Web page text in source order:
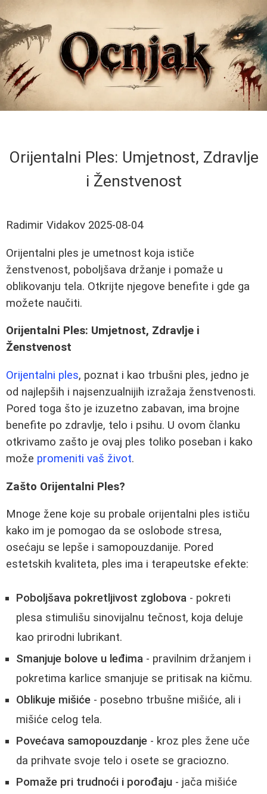
Orijentalni Ples: Umjetnost, Zdravlje
i Ženstvenost
Radimir Vidakov 2025-08-04
Orijentalni ples je umetnost koja ističe
ženstvenost, poboljšava držanje i pomaže u
oblikovanju tela. Otkrijte njegove benefite i gde ga
možete naučiti.
Orijentalni Ples: Umjetnost, Zdravlje i
Ženstvenost
Orijentalni ples, poznat i kao trbušni ples, jedno je
od najlepših i najsenzualnijih izražaja ženstvenosti.
Pored toga što je izuzetno zabavan, ima brojne
benefite po zdravlje, telo i psihu. U ovom članku
otkrivamo zašto je ovaj ples toliko poseban i kako
može promeniti vaš život.
Zašto Orijentalni Ples?
Mnoge žene koje su probale orijentalni ples ističu
kako im je pomogao da se oslobode stresa,
osećaju se lepše i samopouzdanije. Pored
estetskih kvaliteta, ples ima i terapeutske efekte:
Poboljšava pokretljivost zglobova - pokreti
plesa stimulišu sinovijalnu tečnost, koja deluje
kao prirodni lubrikant.
Smanjuje bolove u leđima - pravilnim držanjem i
pokretima karlice smanjuje se pritisak na kičmu.
Oblikuje mišiće - posebno trbušne mišiće, ali i
mišiće celog tela.
Povećava samopouzdanje - kroz ples žene uče
da prihvate svoje telo i osete se graciozno.
Pomaže pri trudnoći i porođaju - jača mišiće